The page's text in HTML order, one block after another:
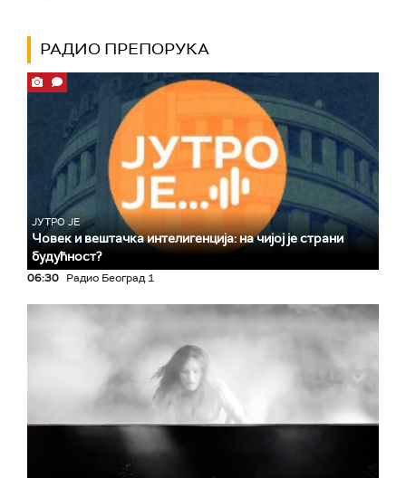
РАДИО ПРЕПОРУКА
ЈУТРО ЈЕ
Човек и вештачка интелигенција: на чијој је страни
будућност?
06:30 Радио Београд 1